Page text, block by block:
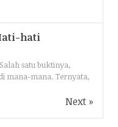
hati
satu buktinya,
mana-mana. Ternyata,
Next »